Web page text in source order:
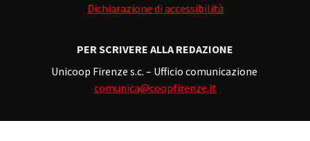
Dichiarazione di accessibilità
PER SCRIVERE ALLA REDAZIONE
Unicoop Firenze s.c. – Ufficio comunicazione
comunica@coopfirenze.it